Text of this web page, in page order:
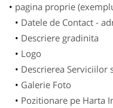
pagina proprie
Datele de Contact -
Descriere gradinita
Logo
Descrierea Serviciilor
Galerie Foto
Pozitionare pe Harta